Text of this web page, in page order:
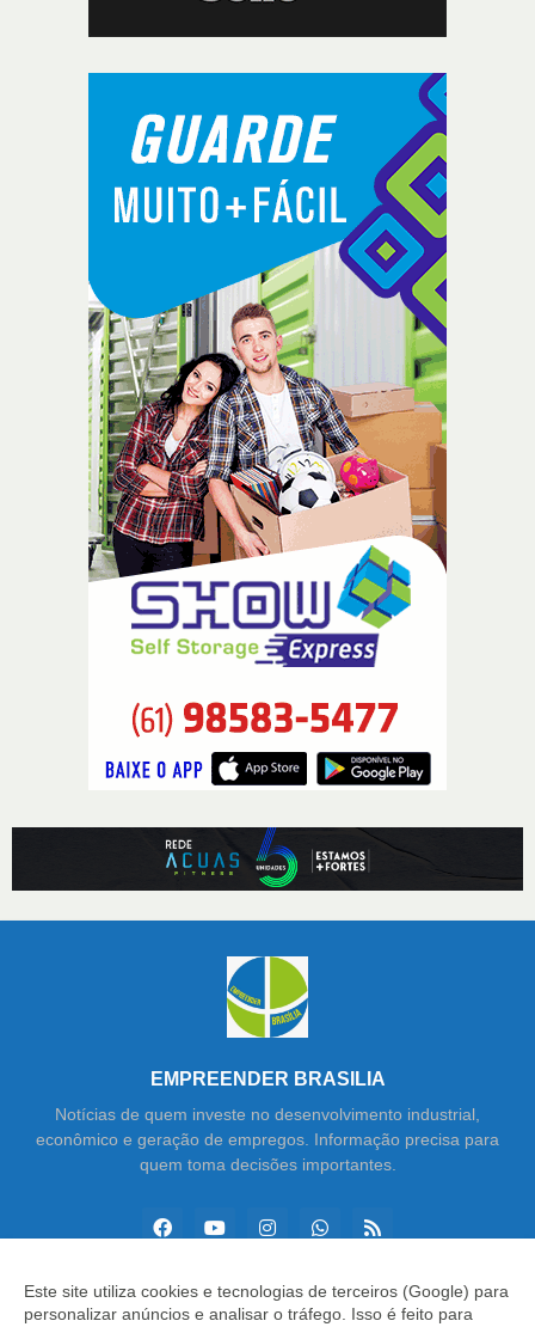
EMPREENDER BRASILIA
Notícias de quem investe no desenvolvimento industrial,
econômico e geração de empregos. Informação precisa para
quem toma decisões importantes.
Este site utiliza cookies e tecnologias de terceiros (Google) para
personalizar anúncios e analisar o tráfego. Isso é feito para